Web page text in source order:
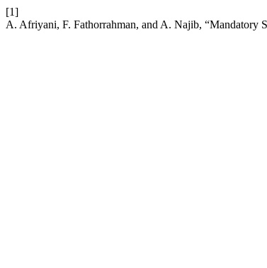
[1]
A. Afriyani, F. Fathorrahman, and A. Najib, “Mandatory